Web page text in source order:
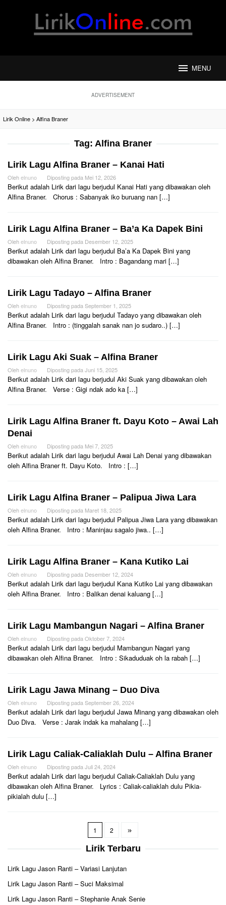
MENU
ADVERTISEMENT
Lirik Online > Alfina Braner
Tag: Alfina Braner
Lirik Lagu Alfina Braner – Kanai Hati
Olehelnuno Diposting pada Mei 12, 2026
Berikut adalah Lirik dari lagu berjudul Kanai Hati yang dibawakan oleh
Alfina Braner. Chorus : Sabanyak iko buruang nan […]
Lirik Lagu Alfina Braner – Ba’a Ka Dapek Bini
Olehelnuno Diposting pada Desember 12, 2025
Berikut adalah Lirik dari lagu berjudul Ba’a Ka Dapek Bini yang
dibawakan oleh Alfina Braner. Intro : Bagandang mari […]
Lirik Lagu Tadayo – Alfina Braner
Olehelnuno Diposting pada September 1, 2025
Berikut adalah Lirik dari lagu berjudul Tadayo yang dibawakan oleh
Alfina Braner. Intro : (tinggalah sanak nan jo sudaro..) […]
Lirik Lagu Aki Suak – Alfina Braner
Olehelnuno Diposting pada Juni 15, 2025
Berikut adalah Lirik dari lagu berjudul Aki Suak yang dibawakan oleh
Alfina Braner. Verse : Gigi ndak ado ka […]
Lirik Lagu Alfina Braner ft. Dayu Koto – Awai Lah
Denai
Olehelnuno Diposting pada Mei 7, 2025
Berikut adalah Lirik dari lagu berjudul Awai Lah Denai yang dibawakan
oleh Alfina Braner ft. Dayu Koto. Intro : […]
Lirik Lagu Alfina Braner – Palipua Jiwa Lara
Olehelnuno Diposting pada Maret 18, 2025
Berikut adalah Lirik dari lagu berjudul Palipua Jiwa Lara yang dibawakan
oleh Alfina Braner. Intro : Maninjau sagalo jiwa.. […]
Lirik Lagu Alfina Braner – Kana Kutiko Lai
Olehelnuno Diposting pada Desember 12, 2024
Berikut adalah Lirik dari lagu berjudul Kana Kutiko Lai yang dibawakan
oleh Alfina Braner. Intro : Balikan denai kaluang […]
Lirik Lagu Mambangun Nagari – Alfina Braner
Olehelnuno Diposting pada Oktober 7, 2024
Berikut adalah Lirik dari lagu berjudul Mambangun Nagari yang
dibawakan oleh Alfina Braner. Intro : Sikaduduak oh la rabah […]
Lirik Lagu Jawa Minang – Duo Diva
Olehelnuno Diposting pada September 26, 2024
Berikut adalah Lirik dari lagu berjudul Jawa Minang yang dibawakan oleh
Duo Diva. Verse : Jarak indak ka mahalang […]
Lirik Lagu Caliak-Caliaklah Dulu – Alfina Braner
Olehelnuno Diposting pada Juli 24, 2024
Berikut adalah Lirik dari lagu berjudul Caliak-Caliaklah Dulu yang
dibawakan oleh Alfina Braner. Lyrics : Caliak-caliaklah dulu Pikia-
pikialah dulu […]
1 2
Lirik Terbaru
Lirik Lagu Jason Ranti – Variasi Lanjutan
Lirik Lagu Jason Ranti – Suci Maksimal
Lirik Lagu Jason Ranti – Stephanie Anak Senie